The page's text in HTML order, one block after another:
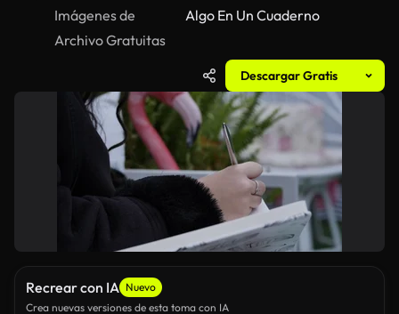
Imágenes de
Archivo Gratuitas
Algo En Un Cuaderno
Descargar Gratis
Recrear con IA Nuevo
Crea nuevas versiones de esta toma con IA